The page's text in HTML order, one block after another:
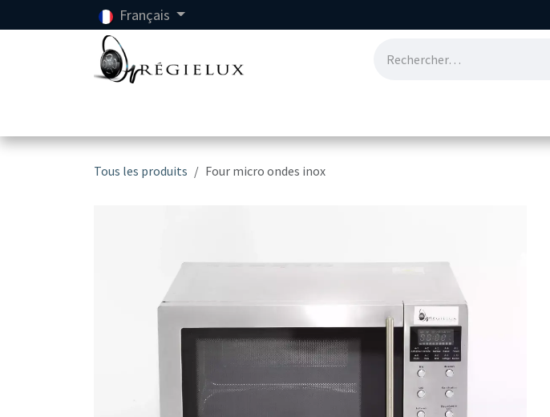
Se rendre au contenu Français
Tous les produits Four micro ondes inox